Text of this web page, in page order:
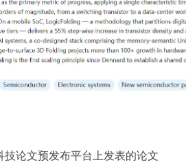
技论文预发布平台上发表的论文